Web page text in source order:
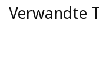
Verwandte